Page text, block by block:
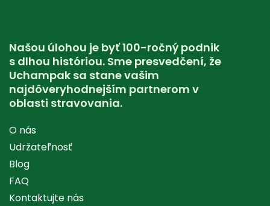
Našou úlohou je byť 100-ročný podnik
s dlhou históriou. Sme presvedčení, že
Uchampak sa stane vašim
najdôveryhodnejším partnerom v
oblasti stravovania.
O nás
Udržateľnosť
Blog
FAQ
Kontaktujte nás